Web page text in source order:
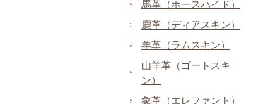
馬革（ホースハイド）
鹿革（ディアスキン）
羊革（ラムスキン）
山羊革（ゴートスキ
ン）
象革（エレファント）